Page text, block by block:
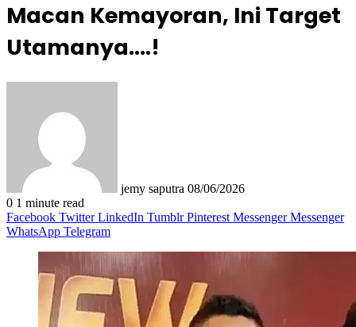
Macan Kemayoran, Ini Target
Utamanya….!
jemy saputra 08/06/2026
0 1 minute read
Facebook Twitter LinkedIn Tumblr Pinterest Messenger Messenger
WhatsApp Telegram